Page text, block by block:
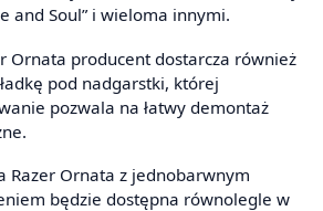
and Soul” i wieloma innymi.
Ornata producent dostarcza również
pod nadgarstki, której
pozwala na łatwy demontaż
Razer Ornata z jednobarwnym
będzie dostępna równolegle w